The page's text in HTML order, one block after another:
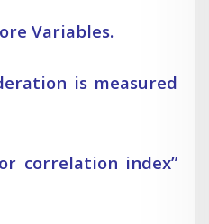
Variables.
is measured
correlation index”